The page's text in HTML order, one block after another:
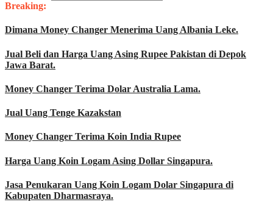
Breaking:
Dimana Money Changer Menerima Uang Albania Leke.
Jual Beli dan Harga Uang Asing Rupee Pakistan di Depok
Jawa Barat.
Money Changer Terima Dolar Australia Lama.
Jual Uang Tenge Kazakstan
Money Changer Terima Koin India Rupee
Harga Uang Koin Logam Asing Dollar Singapura.
Jasa Penukaran Uang Koin Logam Dolar Singapura di
Kabupaten Dharmasraya.